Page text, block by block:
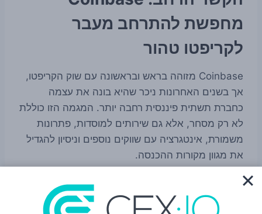
מחפשת להתרחב מעבר
לקריפטו טהור
Coinbase מזוהה בראש ובראשונה עם שוק הקריפטו,
אך בשנים האחרונות ניכר שהיא בונה את עצמה
כחברת תשתית פיננסית רחבה יותר. המגמה הזו כוללת
לא רק מסחר, אלא גם שירותים למוסדות, פתרונות
משמורת, אינטגרציה עם שווקים נוספים וניסיון להגדיל
את מגוון מקורות ההכנסה.
המהלך בבריטניה מתאים לקו הזה. הוא לא בהכרח
משנה את התמונה בן לילה, אבל הוא כן מצביע על